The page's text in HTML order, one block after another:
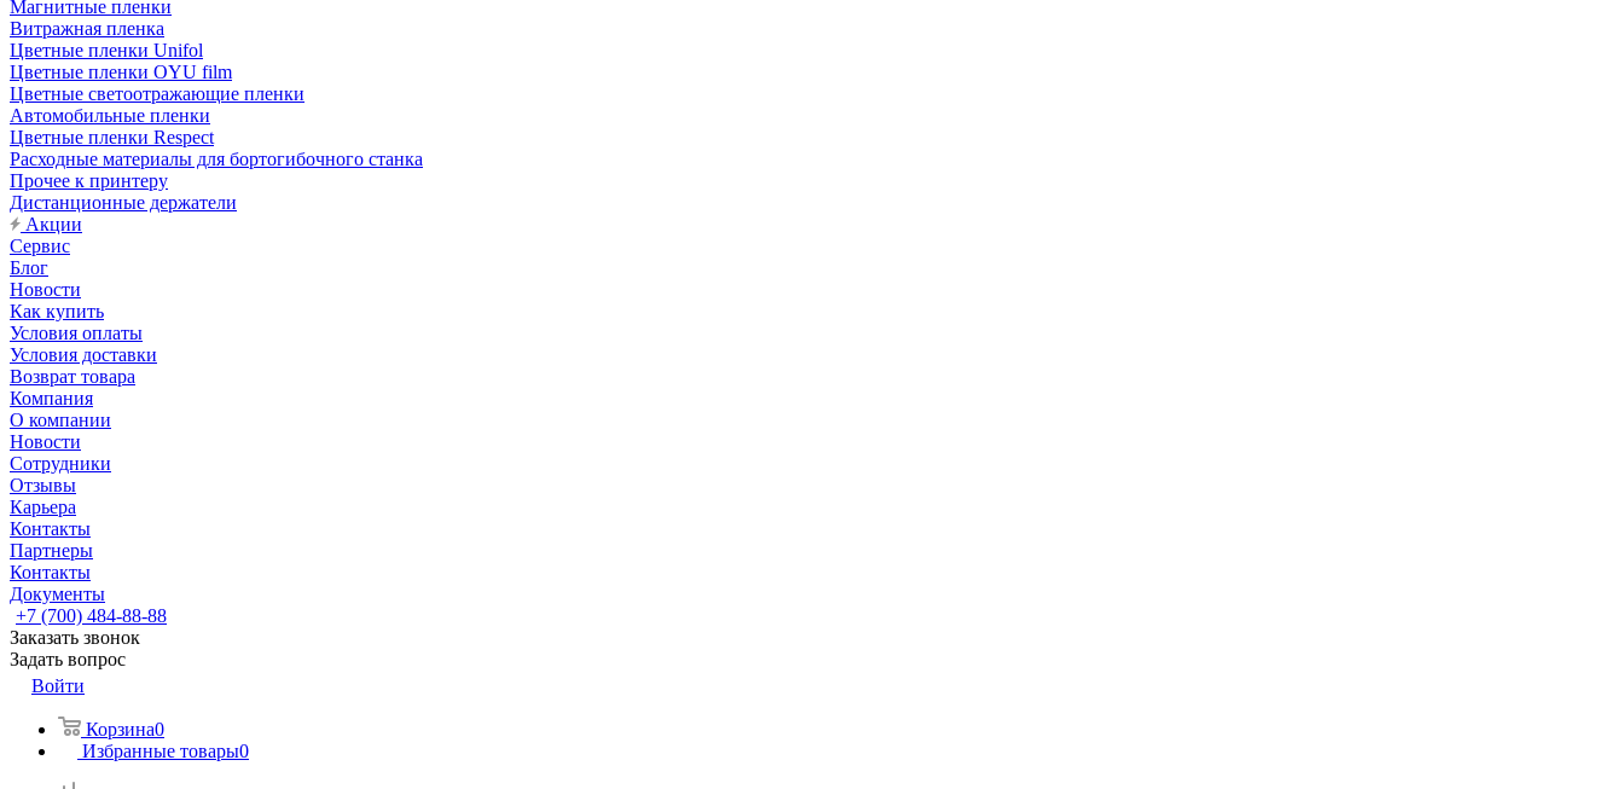
Магнитные пленки
Витражная пленка
Цветные пленки Unifol
Цветные пленки OYU film
Цветные светоотражающие пленки
Автомобильные пленки
Цветные пленки Respect
Расходные материалы для бортогибочного станка
Прочее к принтеру
Дистанционные держатели
Акции
Сервис
Блог
Новости
Как купить
Условия оплаты
Условия доставки
Возврат товара
Компания
О компании
Новости
Сотрудники
Отзывы
Карьера
Контакты
Партнеры
Контакты
Документы
+7 (700) 484-88-88
Заказать звонок
Задать вопрос
Войти
Корзина0
Избранные товары0